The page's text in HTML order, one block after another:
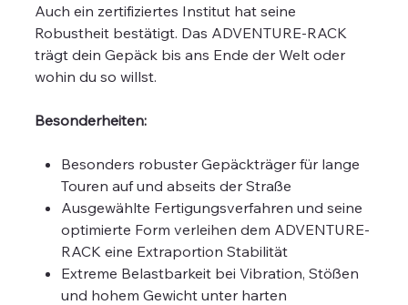
Auch ein zertifiziertes Institut hat seine
Robustheit bestätigt. Das ADVENTURE-RACK
trägt dein Gepäck bis ans Ende der Welt oder
wohin du so willst.
Besonderheiten:
Besonders robuster Gepäckträger für lange
Touren auf und abseits der Straße
Ausgewählte Fertigungsverfahren und seine
optimierte Form verleihen dem ADVENTURE-
RACK eine Extraportion Stabilität
Extreme Belastbarkeit bei Vibration, Stößen
und hohem Gewicht unter harten